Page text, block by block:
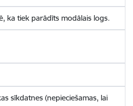
ka tiek parādīts modālais logs.
sīkdatnes (nepieciešamas, lai